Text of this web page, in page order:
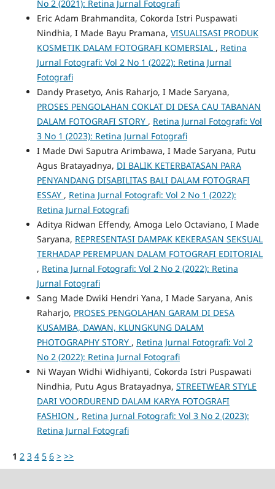
No 2 (2021): Retina Jurnal Fotografi
Eric Adam Brahmandita, Cokorda Istri Puspawati
Nindhia, I Made Bayu Pramana, VISUALISASI PRODUK
KOSMETIK DALAM FOTOGRAFI KOMERSIAL , Retina
Jurnal Fotografi: Vol 2 No 1 (2022): Retina Jurnal
Fotografi
Dandy Prasetyo, Anis Raharjo, I Made Saryana,
PROSES PENGOLAHAN COKLAT DI DESA CAU TABANAN
DALAM FOTOGRAFI STORY , Retina Jurnal Fotografi: Vol
3 No 1 (2023): Retina Jurnal Fotografi
I Made Dwi Saputra Arimbawa, I Made Saryana, Putu
Agus Bratayadnya, DI BALIK KETERBATASAN PARA
PENYANDANG DISABILITAS BALI DALAM FOTOGRAFI
ESSAY , Retina Jurnal Fotografi: Vol 2 No 1 (2022):
Retina Jurnal Fotografi
Aditya Ridwan Effendy, Amoga Lelo Octaviano, I Made
Saryana, REPRESENTASI DAMPAK KEKERASAN SEKSUAL
TERHADAP PEREMPUAN DALAM FOTOGRAFI EDITORIAL
, Retina Jurnal Fotografi: Vol 2 No 2 (2022): Retina
Jurnal Fotografi
Sang Made Dwiki Hendri Yana, I Made Saryana, Anis
Raharjo, PROSES PENGOLAHAN GARAM DI DESA
KUSAMBA, DAWAN, KLUNGKUNG DALAM
PHOTOGRAPHY STORY , Retina Jurnal Fotografi: Vol 2
No 2 (2022): Retina Jurnal Fotografi
Ni Wayan Widhi Widhiyanti, Cokorda Istri Puspawati
Nindhia, Putu Agus Bratayadnya, STREETWEAR STYLE
DARI VOORDUREND DALAM KARYA FOTOGRAFI
FASHION , Retina Jurnal Fotografi: Vol 3 No 2 (2023):
Retina Jurnal Fotografi
1 2 3 4 5 6 > >>